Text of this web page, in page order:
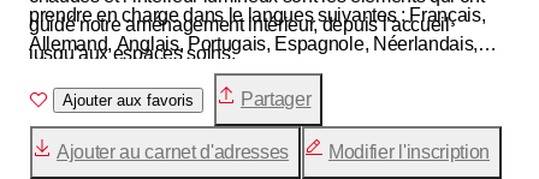
guidé notre aménagement intérieur, depuis l’accueil
jusqu’aux espaces soins.
prendre en charge dans le langues suivantes : Français,
Allemand, Anglais, Portugais, Espagnole, Néerlandais,
Serbo-croate, Polonais.
Ajouter aux favoris Partager
Ajouter au carnet d'adresses Modifier l'inscription